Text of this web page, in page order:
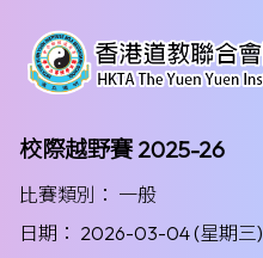
校際越野賽 2025-26
比賽類別： 一般
日期： 2026-03-04 (星期三)